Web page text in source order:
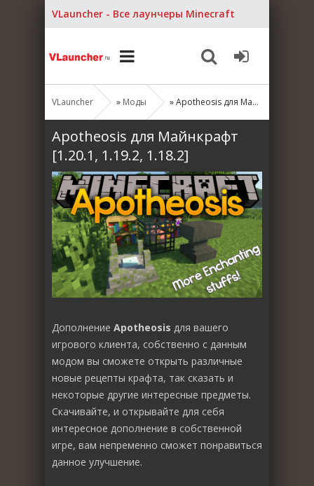
VLauncher - Все лаунчеры Minecraft
VLauncher » Моды » Apotheosis для Майнкрафт [1.20.1, 1.19.2, 1.18.2]
Apotheosis для Майнкрафт
[1.20.1, 1.19.2, 1.18.2]
Дополнение Apotheosis для вашего
игрового клиента, собственно с данным
модом вы сможете открыть различные
новые рецепты крафта, так сказать и
некоторые другие интересные предметы.
Скачивайте, и открывайте для себя
интересное дополнение в собственной
игре, вам непременно сможет понравиться
данное улучшение.